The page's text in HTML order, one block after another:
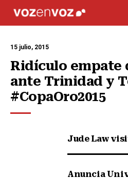
15 julio, 2015
Ridículo empate
ante Trinidad y
#CopaOro2015
Jude Law
Anuncia